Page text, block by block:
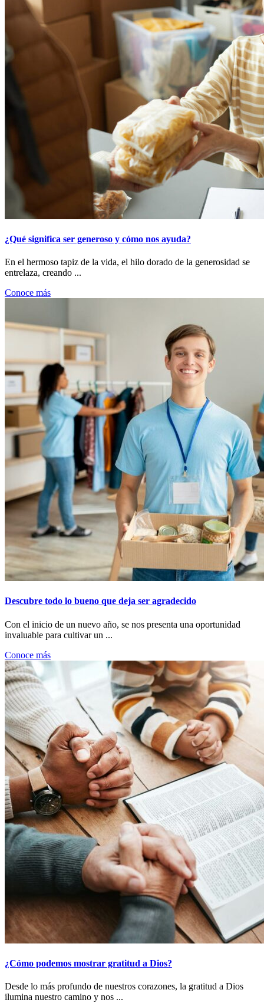
¿Qué significa ser generoso y cómo nos ayuda?
En el hermoso tapiz de la vida, el hilo dorado de la generosidad se
entrelaza, creando ...
Conoce más
Descubre todo lo bueno que deja ser agradecido
Con el inicio de un nuevo año, se nos presenta una oportunidad
invaluable para cultivar un ...
Conoce más
¿Cómo podemos mostrar gratitud a Dios?
Desde lo más profundo de nuestros corazones, la gratitud a Dios
ilumina nuestro camino y nos ...